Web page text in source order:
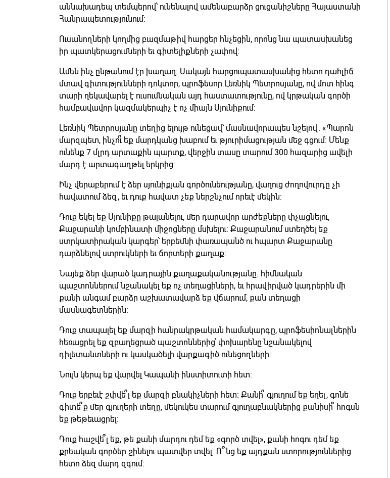
աննախադեպ տեմպերով՝ ունենալով ամենաբարձր ցուցանիշները Հայաստանի
Հանրապետությունում:
Ուսանողների կողմից բազմաթիվ հարցեր հնչեցին, որոնց նա պատասխանեց
իր պատկերացումների եւ գիտելիքների չափով:
Ամեն ինչ ընթանում էր խաղաղ: Սակայն հարցուպատասխանից հետո դահլիճ
մտավ գիտությունների դոկտոր, պրոֆեսոր Լեռնիկ Պետրոսյանը, ով մոտ հինգ
տարի ղեկավարել է ուսումնական այդ հաստատությունը, ով կրթական գործի
համբավավոր կազմակերպիչ է ոչ միայն Սյունիքում:
Լեռնիկ Պետրոսյանը տեղից ելույթ ունեցավ՝ մասնավորապես նշելով. «Պարոն
մարզպետ, ինչո՞ւ եք մարդկանց խաբում եւ թյուրիմացության մեջ գցում: Մենք
ունենք 7 մլրդ արտաքին պարտք, վերջին տասը տարում 300 հազարից ավելի
մարդ է արտագաղթել երկրից:
Ինչ վերաբերում է ձեր սյունիքյան գործունեությանը, վաղուց ժողովուրդը չի
հավատում ձեզ, եւ դուք հավատ չեք ներշնչում որեւէ մեկին:
Դուք եկել եք Սյունիքը թալանելու, մեր դարավոր արժեքները փչացնելու,
Քաջարանի կոմբինատի միջոցները մսխելու: Քաջարանում ստեղծել եք
ստրկատիրական կարգեր՝ երբեմնի փառապանծ ու հպարտ Քաջարանը
դարձնելով ստրուկների եւ ճորտերի քաղաք:
Նայեք ձեր վարած կադրային քաղաքականությանը. հիմնական
պաշտոններում նշանակել եք ոչ տեղացիների, եւ հրավիրված կադրերին մի
քանի անգամ բարձր աշխատավարձ եք վճարում, քան տեղացի
մասնագետներին:
Դուք տապալել եք մարզի հանրակրթական համակարգը, պրոֆեսիոնալներին
հեռացրել եք զբաղեցրած պաշտոններից՝ փոխարենը նշանակելով
դիլետանտների ու կասկածելի վարքագիծ ունեցողների:
Նույն կերպ եք վարվել Կապանի ինստիտուտի հետ:
Դուք երբեւէ շփվե՞լ եք մարզի բնակիչների հետ: Քանի՞ գյուղում եք եղել, գոնե
գիտե՞ք մեր գյուղերի տեղը, մեկուկես տարում գյուղաբնակներից քանիսի՞ հոգսն
եք թեթեւացրել:
Դուք հաշվե՞լ եք, թե քանի մարդու դեմ եք «գործ տվել», քանի հոգու դեմ եք
քրեական գործեր շինելու պատվեր տվել: Ո՞նց եք այդքան ստորություններից
հետո ձեզ մարդ զգում: